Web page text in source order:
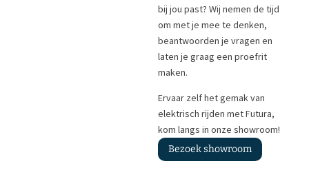
bij jou past? Wij nemen de tijd
om met je mee te denken,
beantwoorden je vragen en
laten je graag een proefrit
maken.
Ervaar zelf het gemak van
elektrisch rijden met Futura,
kom langs in onze showroom!
Bezoek showroom